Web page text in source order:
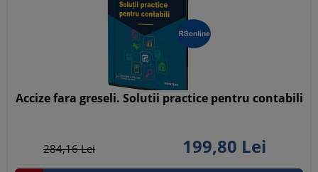
Accize fara greseli. Solutii practice pentru contabili
284,16Lei 199,80 Lei